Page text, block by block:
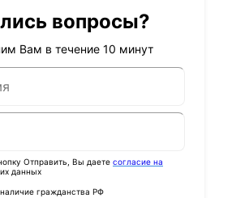
вопросы?
Вам в течение 10 минут
Отправить, Вы даете согласие на
данных
гражданства РФ